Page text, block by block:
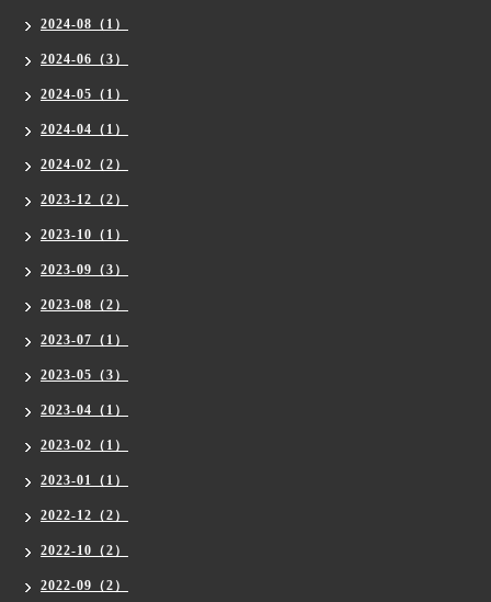
2024-08（1）
2024-06（3）
2024-05（1）
2024-04（1）
2024-02（2）
2023-12（2）
2023-10（1）
2023-09（3）
2023-08（2）
2023-07（1）
2023-05（3）
2023-04（1）
2023-02（1）
2023-01（1）
2022-12（2）
2022-10（2）
2022-09（2）